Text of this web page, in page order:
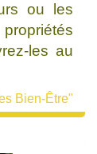
ou les
les au
Bien-Être"